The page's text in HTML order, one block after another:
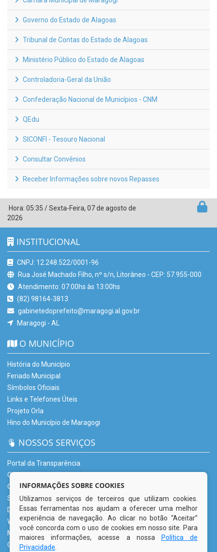
Governo do Estado de Alagoas
Tribunal de Contas do Estado de Alagoas
Ministério Público do Estado de Alagoas
Controladoria-Geral da União
Confederação Nacional de Municípios - CNM
QEdu
SICONFI - Tesouro Nacional
Consultar Convênios
Receber Informações sobre novos Repasses
Hora: 05:35 /Sexta-Feira, 07 de agosto de
2026
INSTITUCIONAL
CNPJ: 12.248.522/0001-96
Rua José Machado Filho, nº s/n, Litorâneo - CEP: 57.955-000
Atendimento: 07:00hs às 13:00hs
(82) 98164-3813
gabinetedoprefeito@maragogi.al.gov.br
Maragogi - AL
O MUNICÍPIO
História do Município
Feriado Municipal
Símbolos Oficiais
Links e Telefones Úteis
Projeto Orla
Hino do Município de Maragogi
NOSSOS SERVIÇOS
Portal da Transparência
Carta de Serviços – CSU
Ouvidoria Municipal
Serviço de Informação ao Cidadão (e-SIC)
Diário Oficial
Webmail
Mapa do Site
Glossário
INFORMAÇÕES SOBRE COOKIES
Utilizamos serviços de terceiros que utilizam cookies.
Essas ferramentas nos ajudam a oferecer uma melhor
experiência de navegação. Ao clicar no botão “Aceitar”
você concorda com o uso de cookies em nosso site. Para
maiores informações, acesse a nossa
Política de
Privacidade